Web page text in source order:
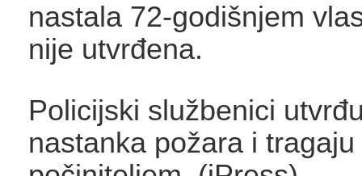
nastala 72-godišnjem
nije utvrđena.
Policijski službenici
nastanka požara i tragaju